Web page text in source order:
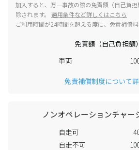
加入すると、万一事故の際の免責額（自己負
除されます。 適用条件など詳しくはこちら
ご利用時間が24時間を超える度に、免責補償料
免責額（自己負担額）
車両
免責補償制度について
ノンオペレーションチャー
自走可
自走不可